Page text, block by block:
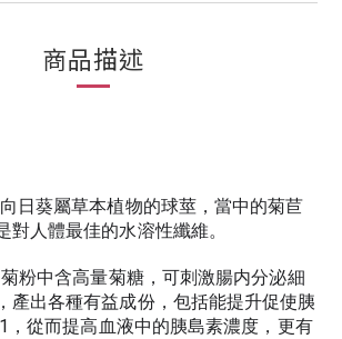
商品描述
日葵屬草本植物的球莖，當中的菊苣
對人體最佳的水溶性纖維。
粉中含高量菊糖，可刺激腸内分泌細
產出各種有益成份，包括能提升促使胰
，從而提高血液中的胰島素濃度，更有